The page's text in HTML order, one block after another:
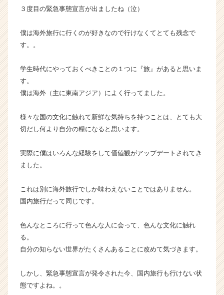
カ
が
就
チ
ア
ャ
h
e
r
a
e
３度目の緊急事態宣言が出ましたね（泣）
僕は海外旅行に行くのが好きなので行けなくてとても残念で
す。。
学生時代にやっておくべきことの１つに『旅』があると思いま
す。
僕は海外（主に東南アジア）によく行ってました。
様々な国の文化に触れて新鮮な気持ちを持つことは、とても大
切だし何より自分の糧になると思います。
実際に僕はいろんな経験をして価値観がアップデートされてき
ました。
これは別に海外旅行でしか味わえないことではありません。
国内旅行だって同じです。
色んなところに行って色んな人に会って、色んな文化に触れ
る。
自分の知らない世界がたくさんあることに改めて気づきます。
しかし、緊急事態宣言が発令された今、国内旅行も行けない状
態ですよね。。